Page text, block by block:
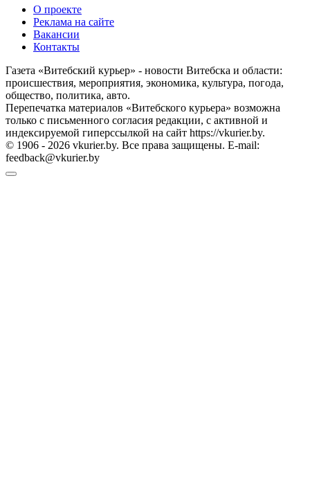
О проекте
Реклама на сайте
Вакансии
Контакты
Газета «Витебский курьер» - новости Витебска и области:
происшествия, мероприятия, экономика, культура, погода,
общество, политика, авто.
Перепечатка материалов «Витебского курьера» возможна
только с письменного согласия редакции, с активной и
индексируемой гиперссылкой на сайт https://vkurier.by.
© 1906 - 2026 vkurier.by. Все права защищены. E-mail:
feedback@vkurier.by